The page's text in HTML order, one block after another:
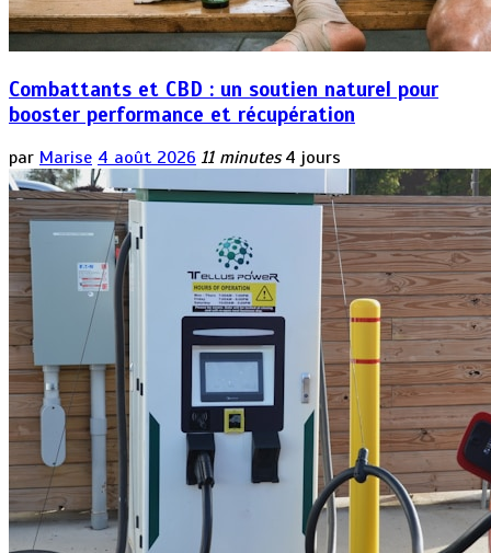
Combattants et CBD : un soutien naturel pour
booster performance et récupération
par Marise 4 août 2026 11 minutes 4 jours